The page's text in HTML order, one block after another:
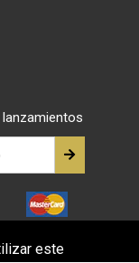
este